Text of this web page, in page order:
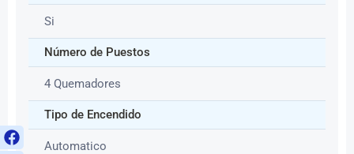
Si
Número de Puestos
4 Quemadores
Tipo de Encendido
Automatico